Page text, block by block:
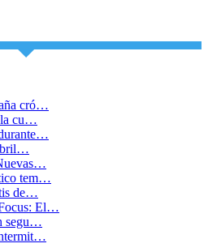
cró…
la cu…
tem…
de…
El…
segu…